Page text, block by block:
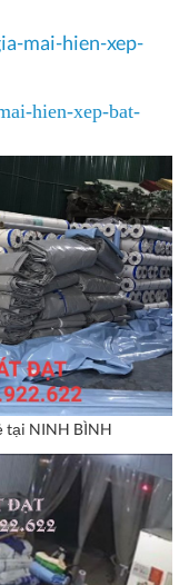
mai-hien-xep-
hien-xep-bat-
tại NINH BÌNH